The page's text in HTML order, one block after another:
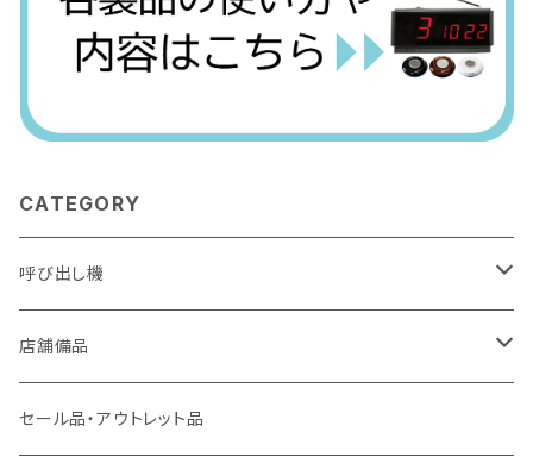
CATEGORY
呼び出し機
アーバンコール20
シーザーコール＆レイガンコール
店舗備品
傘袋装着機 無滴くん
セール品・アウトレット品